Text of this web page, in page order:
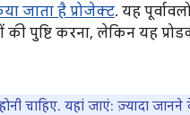
जाता है प्रोजेक्ट. यह
पुष्टि करना, लेकिन यह
चाहिए. यहां जाएं: ज़्यादा जानने